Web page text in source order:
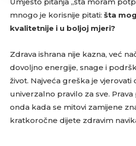
mnogo je korisnije pitati: šta
kvalitetnije i u boljoj mjeri?
Zdrava ishrana nije kazna, već
dovoljno energije, snage i
život. Najveća greška je vjerovati
univerzalno pravilo za sve.
onda kada se mitovi zamijene
kratkoročne dijete zdravim